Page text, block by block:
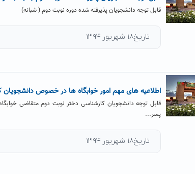
قابل توجه دانشجویان پذیرفته شده دوره نوبت دوم ( شبانه)
تاریخ۱۸ شهریور ۱۳۹۴
اطلاعیه های مهم امور خوابگاه ها در خصوص دانشجویان
پسر...
تاریخ۱۸ شهریور ۱۳۹۴